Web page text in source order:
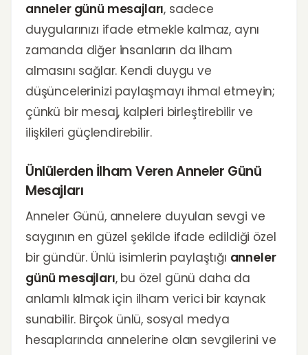
anneler günü mesajları, sadece
duygularınızı ifade etmekle kalmaz, aynı
zamanda diğer insanların da ilham
almasını sağlar. Kendi duygu ve
düşüncelerinizi paylaşmayı ihmal etmeyin;
çünkü bir mesaj, kalpleri birleştirebilir ve
ilişkileri güçlendirebilir.
Ünlülerden İlham Veren Anneler Günü
Mesajları
Anneler Günü, annelere duyulan sevgi ve
saygının en güzel şekilde ifade edildiği özel
bir gündür. Ünlü isimlerin paylaştığı anneler
günü mesajları, bu özel günü daha da
anlamlı kılmak için ilham verici bir kaynak
sunabilir. Birçok ünlü, sosyal medya
hesaplarında annelerine olan sevgilerini ve